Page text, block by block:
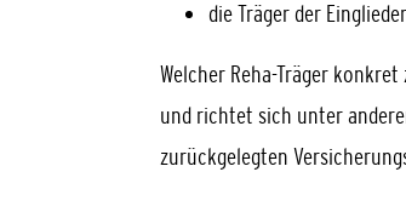
die Träger der
Welcher Reha-Träger
und richtet sich unter
zurückgelegten